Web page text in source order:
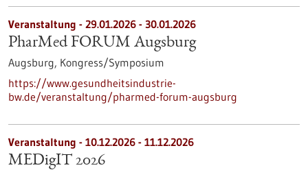
Veranstaltung - 29.01.2026 - 30.01.2026
PharMed FORUM Augsburg
Augsburg, Kongress/Symposium
https://www.gesundheitsindustrie-
bw.de/veranstaltung/pharmed-forum-augsburg
Veranstaltung - 10.12.2026 - 11.12.2026
MEDigIT 2026